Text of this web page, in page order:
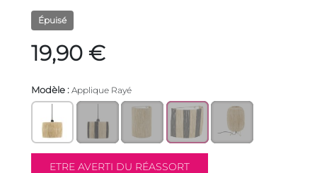
Épuisé
19,90 €
Modèle : Applique Rayé